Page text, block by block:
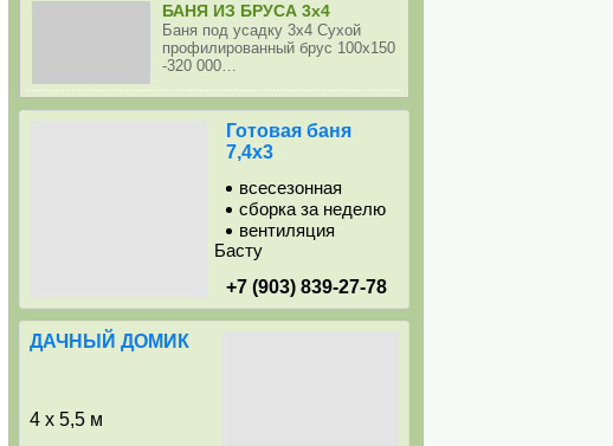
БАНЯ ИЗ БРУСА 3х4
Баня под усадку 3х4 Сухой
профилированный брус 100х150
-320 000…
Готовая баня
7,4х3
всесезонная
сборка за неделю
вентиляция
Басту
+7 (903) 839-27-78
ДАЧНЫЙ ДОМИК
4 x 5,5 м